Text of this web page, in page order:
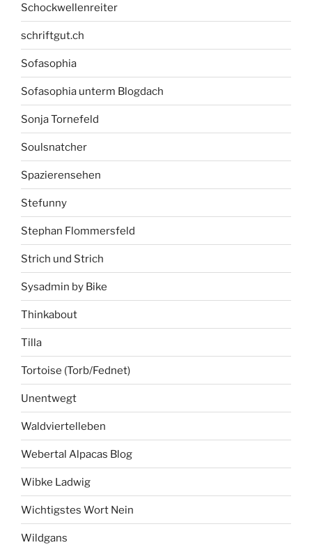
Schockwellenreiter
schriftgut.ch
Sofasophia
Sofasophia unterm Blogdach
Sonja Tornefeld
Soulsnatcher
Spazierensehen
Stefunny
Stephan Flommersfeld
Strich und Strich
Sysadmin by Bike
Thinkabout
Tilla
Tortoise (Torb/Fednet)
Unentwegt
Waldviertelleben
Webertal Alpacas Blog
Wibke Ladwig
Wichtigstes Wort Nein
Wildgans